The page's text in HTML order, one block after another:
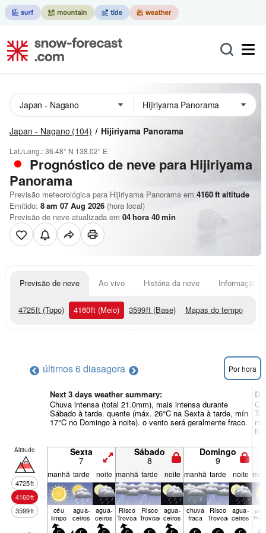
Japan - Nagano (104) Hijiriyama Panorama
Lat./Long.:36.48° N 138.02° E
Prognóstico de neve para Hijiriyama
Panorama
Previsão meteorológica para Hijiriyama Panorama em 4160ft altitude
Emitido: 8 am 07 Aug 2026 (hora local)
Previsão de neve atualizada em 04hora 40min
Previsão de neve Ao vivo História da neve Informação
4725ft (Topo) 4160ft (Meio) 3599ft (Base) Mapas do tempo
últimos 6 diasagora Por hora
Next 3 days weather summary:
Chuva intensa (total 21.0mm), mais intensa durante
Sábado à tarde. quente (máx. 26°C na Sexta à tarde, mín
17°C no Domingo à noite). o vento será geralmente fraco.
Altitude
4725ft
4160ft
3599ft
Sexta
7
Sábado
8
Domingo
9
manhã tarde noite manhã tarde noite manhã tarde noite
céu
limpo
agua­
ceiros
agua­
ceiros
Risco
Trovoada
Risco
Trovoada
agua­
ceiros
chuva
fraca
Risco
Trovoada
agua­
ceiros